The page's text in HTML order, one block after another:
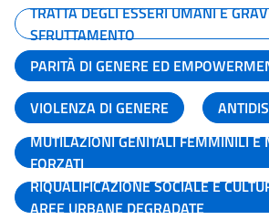
TRATTA DEGLI ESSERI UMANI E
SFRUTTAMENTO
PARITÀ DI GENERE ED
VIOLENZA DI GENERE
MUTILAZIONI GENITALI FEMMINILI E
FORZATI
RIQUALIFICAZIONE SOCIALE E
AREE URBANE DEGRADATE